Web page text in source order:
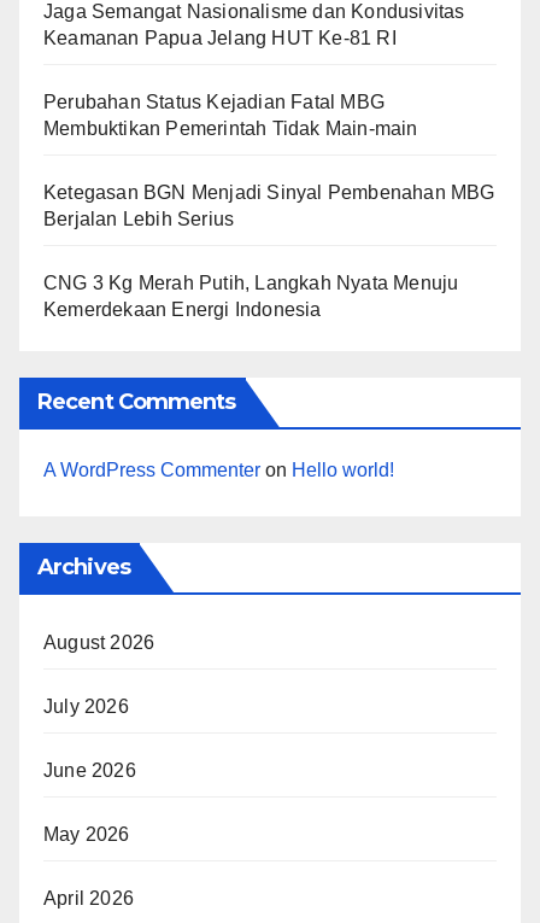
Jaga Semangat Nasionalisme dan Kondusivitas
Keamanan Papua Jelang HUT Ke-81 RI
Perubahan Status Kejadian Fatal MBG
Membuktikan Pemerintah Tidak Main-main
Ketegasan BGN Menjadi Sinyal Pembenahan MBG
Berjalan Lebih Serius
CNG 3 Kg Merah Putih, Langkah Nyata Menuju
Kemerdekaan Energi Indonesia
Recent Comments
A WordPress Commenter on Hello world!
Archives
August 2026
July 2026
June 2026
May 2026
April 2026